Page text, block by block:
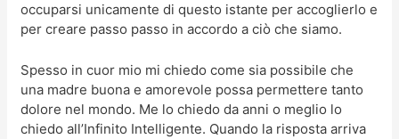
occuparsi unicamente di questo istante per accoglierlo e
per creare passo passo in accordo a ciò che siamo.
Spesso in cuor mio mi chiedo come sia possibile che
una madre buona e amorevole possa permettere tanto
dolore nel mondo. Me lo chiedo da anni o meglio lo
chiedo all’Infinito Intelligente. Quando la risposta arriva